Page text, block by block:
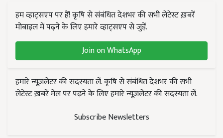
हम व्हाट्सएप पर हैं! कृषि से संबंधित देशभर की सभी लेटेस्ट ख़बरें
मोबाइल में पढ़ने के लिए हमारे व्हाट्सएप से जुड़ें.
Join on WhatsApp
हमारे न्यूज़लेटर की सदस्यता लें. कृषि से संबंधित देशभर की सभी
लेटेस्ट ख़बरें मेल पर पढ़ने के लिए हमारे न्यूज़लेटर की सदस्यता लें.
Subscribe Newsletters